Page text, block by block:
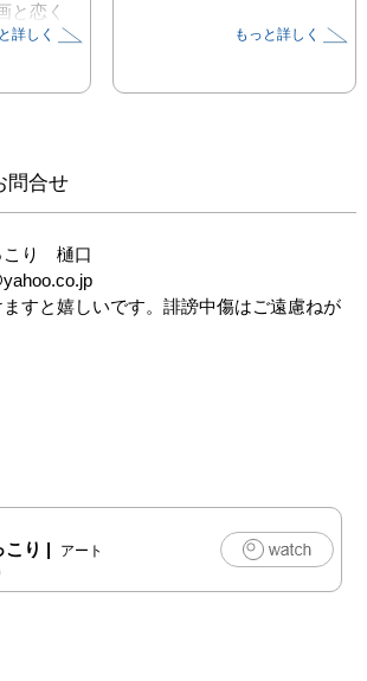
と恋く
す。
アドベ
詳しく もっと詳しく
問合せ
り　樋口
ますと嬉しいです。誹謗中傷はご遠慮ねが
こり |
アート